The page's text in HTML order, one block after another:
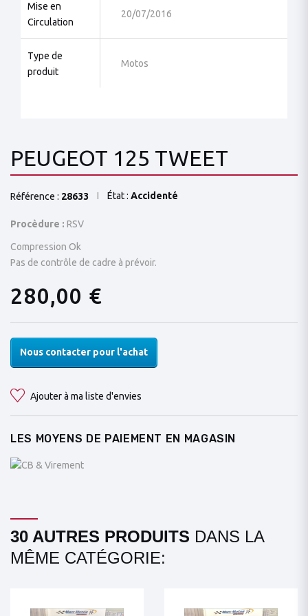
Mise en
Circulation
20/07/2016
Type de
produit
Motos
PEUGEOT 125 TWEET
Référence : 28633 État : Accidenté
Procèdure : RSV
Compression Ok
Pas de contrôle de cadre à prévoir.
280,00 €
Nous contacter pour l'achat
Ajouter à ma liste d'envies
LES MOYENS DE PAIEMENT EN MAGASIN
30 AUTRES PRODUITS DANS LA
MÊME CATÉGORIE: